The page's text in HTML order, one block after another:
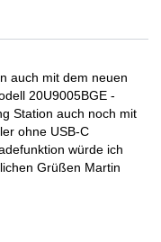
auch mit dem neuen
20U9005BGE -
Station auch noch mit
ohne USB-C
würde ich
Grüßen Martin